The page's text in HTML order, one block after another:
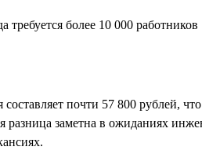
почти 57 800 рублей,
заметна в ожиданиях